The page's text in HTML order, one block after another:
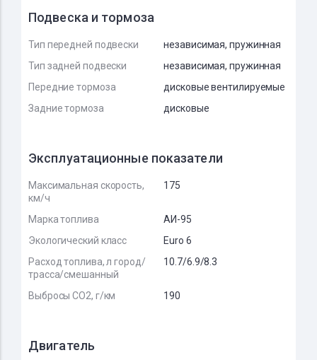
Подвеска и тормоза
Тип передней подвески
независимая, пружинная
Тип задней подвески
независимая, пружинная
Передние тормоза
дисковые вентилируемые
Задние тормоза
дисковые
Эксплуатационные показатели
Максимальная скорость,
км/ч
175
Марка топлива
АИ-95
Экологический класс
Euro 6
Расход топлива, л город/
трасса/смешанный
10.7/6.9/8.3
Выбросы CO2, г/км 190
Двигатель